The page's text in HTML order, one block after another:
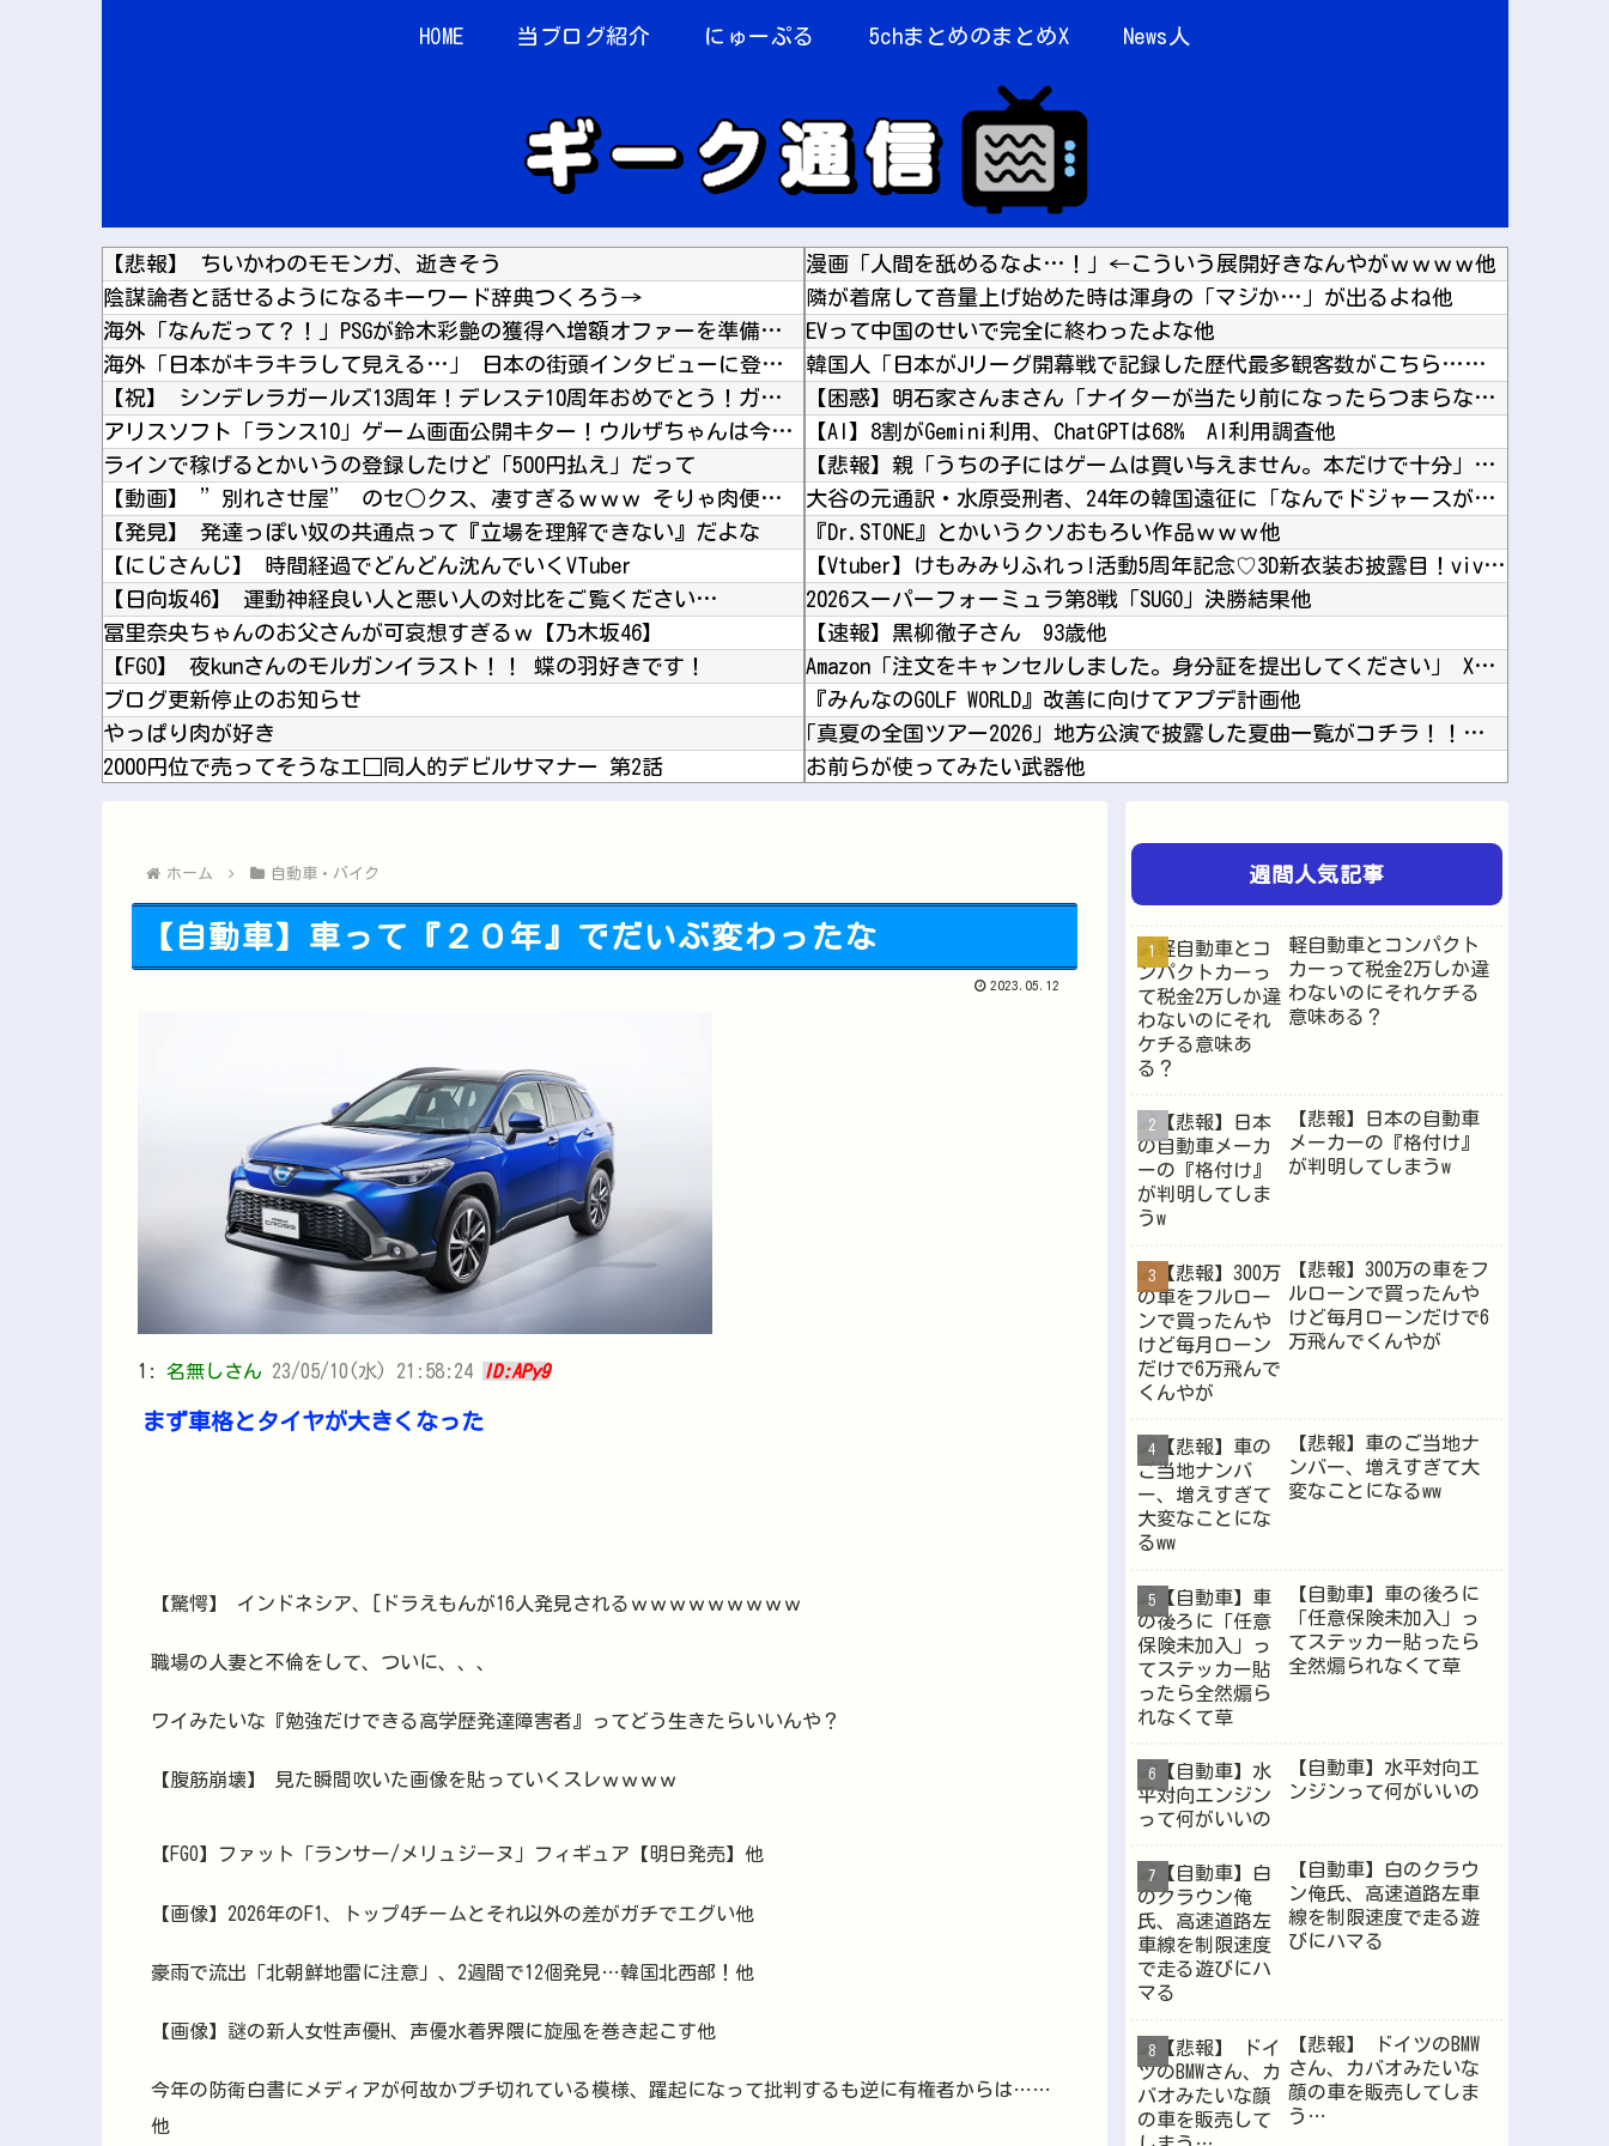
HOME 当ブログ紹介 にゅーぷる 5chまとめのまとめX News人
【悲報】 ちいかわのモモンガ、逝きそう
陰謀論者と話せるようになるキーワード辞典つくろう→
海外「なんだって？！」PSGが鈴木彩艶の獲得へ増額オファーを準備していることに海外大騒ぎ！...
海外「日本がキラキラして見える…」 日本の街頭インタビューに登場した女子高生4人組がエモす...
【祝】 シンデレラガールズ13周年！デレステ10周年おめでとう！ガチャ更新SSR八神マキノ...
アリスソフト「ランス10」ゲーム画面公開キター！ウルザちゃんは今回も美しい…。前作で助けた...
ラインで稼げるとかいうの登録したけど「500円払え」だって
【動画】 ”別れさせ屋” のセ○クス、凄すぎるｗｗｗ そりゃ肉便器に堕ちるわｗｗｗ
【発見】 発達っぽい奴の共通点って『立場を理解できない』だよな
【にじさんじ】 時間経過でどんどん沈んでいくVTuber
【日向坂46】 運動神経良い人と悪い人の対比をご覧ください…
冨里奈央ちゃんのお父さんが可哀想すぎるｗ【乃木坂46】
【FGO】 夜kunさんのモルガンイラスト！！ 蝶の羽好きです！
ブログ更新停止のお知らせ
やっぱり肉が好き
2000円位で売ってそうなエ□同人的デビルサマナー 第2話
韓国サッカー協会、外国人審判を性接待で買収していた事が判明
漫画「人間を舐めるなよ…！」←こういう展開好きなんやがｗｗｗｗ他
隣が着席して音量上げ始めた時は渾身の「マジか…」が出るよね他
EVって中国のせいで完全に終わったよな他
韓国人「日本がJリーグ開幕戦で記録した歴代最多観客数がこちら…」→「Kリーグとは次元が違う...
【困惑】明石家さんまさん「ナイターが当たり前になったらつまらないんですよ、我々は」ｗｗｗｗ...
【AI】8割がGemini利用、ChatGPTは68% AI利用調査他
【悲報】親「うちの子にはゲームは買い与えません。本だけで十分」→結果他
大谷の元通訳・水原受刑者、24年の韓国遠征に「なんでドジャースが韓国に？」「日本なら分かる...
『Dr.STONE』とかいうクソおもろい作品ｗｗｗ他
【Vtuber】けもみみりふれっ!活動5周年記念♡3D新衣装お披露目！viviONとけもり...
2026スーパーフォーミュラ第8戦「SUGO」決勝結果他
【速報】黒柳徹子さん 93歳他
Amazon「注文をキャンセルしました。身分証を提出してください」 X民「は？怪しすぎんだ...
『みんなのGOLF WORLD』改善に向けてアプデ計画他
｢真夏の全国ツアー2026｣ 地方公演で披露した夏曲一覧がコチラ！！！【乃木坂46】他
お前らが使ってみたい武器他
元いいとも青年隊、中居正広の”素顔”を暴露他
【群馬】デカいNinja乗りさん、後方確認しない軽四に当てられてしまう。他
「僕のヒーローアカデミア」とかいう常にわいのツボより一歩ズレたところを押し続けてくる作品ｗ...
【悲報】高市首相、もはやマッサージを受けただけで叩かれてしまう他
Powered by livedoor 相互RSS
ホーム 自動車・バイク
【自動車】車って『２０年』でだいぶ変わったな
2023.05.12
1: 名無しさん 23/05/10(水) 21:58:24 ID:APy9
まず車格とタイヤが大きくなった
【驚愕】 インドネシア、[ドラえもんが16人発見されるｗｗｗｗｗｗｗｗｗ
職場の人妻と不倫をして、ついに、、、
ワイみたいな『勉強だけできる高学歴発達障害者』ってどう生きたらいいんや？
【腹筋崩壊】 見た瞬間吹いた画像を貼っていくスレｗｗｗｗ
【FGO】ファット「ランサー/メリュジーヌ」フィギュア【明日発売】他
【画像】2026年のF1、トップ4チームとそれ以外の差がガチでエグい他
豪雨で流出「北朝鮮地雷に注意」、2週間で12個発見…韓国北西部！他
【画像】謎の新人女性声優H、声優水着界隈に旋風を巻き起こす他
今年の防衛白書にメディアが何故かブチ切れている模様、躍起になって批判するも逆に有権者からは……
他
週間人気記事
軽自動車とコンパクト
カーって税金2万しか違
わないのにそれケチる
意味ある？
【悲報】日本の自動車
メーカーの『格付け』
が判明してしまうw
【悲報】300万の車をフ
ルローンで買ったんや
けど毎月ローンだけで6
万飛んでくんやが
【悲報】車のご当地ナ
ンバー、増えすぎて大
変なことになるww
【自動車】車の後ろに
「任意保険未加入」っ
てステッカー貼ったら
全然煽られなくて草
【自動車】水平対向エ
ンジンって何がいいの
【自動車】白のクラウ
ン俺氏、高速道路左車
線を制限速度で走る遊
びにハマる
【悲報】 ドイツのBMW
さん、カバオみたいな
顔の車を販売してしま
う…